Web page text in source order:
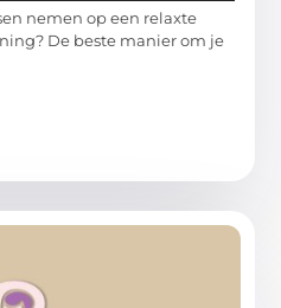
nemen op een relaxte
De beste manier om je